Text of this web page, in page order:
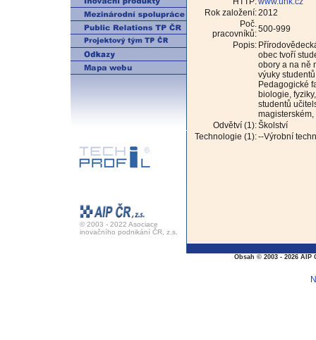
© 2003 - 2022 Asociace
inovačního podnikání ČR, z.s.
Rok založení:2012
Poč.
pracovníků:500-999
Popis:
obec tvoří
obory a na ně
výuky
Pedagogické
biologie,
studentů
Odvětví (1):Školství
Technologie (1):--Výrobní
Obsah © 2003 - 2026